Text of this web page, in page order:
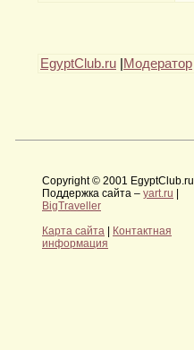
EgyptClub.ru Модератор
Copyright © 2001 EgyptClub.ru
Поддержка сайта – yart.ru |
BigTraveller
Карта сайта | Контактная
информация